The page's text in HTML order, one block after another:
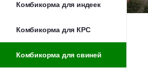
Комбикорма для индеек
Комбикорма для КРС
Комбикорма для свиней